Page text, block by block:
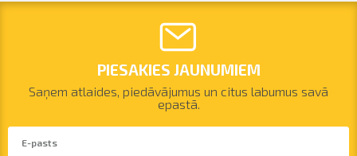
PIESAKIES JAUNUMIEM
Saņem atlaides, piedāvājumus un citus labumus savā
epastā.